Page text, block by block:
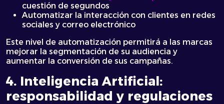
cuestión de segundos
Automatizar la interacción con clientes en redes
sociales y correo electrónico
Este nivel de automatización permitirá a las marcas
mejorar la segmentación de su audiencia y
aumentar la conversión de sus campañas.
4. Inteligencia Artificial:
responsabilidad y regulaciones